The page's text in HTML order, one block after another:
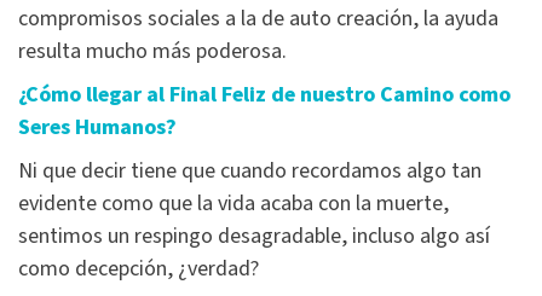
compromisos sociales a la de auto creación, la ayuda
resulta mucho más poderosa.
¿Cómo llegar al Final Feliz de nuestro Camino como
Seres Humanos?
Ni que decir tiene que cuando recordamos algo tan
evidente como que la vida acaba con la muerte,
sentimos un respingo desagradable, incluso algo así
como decepción, ¿verdad?